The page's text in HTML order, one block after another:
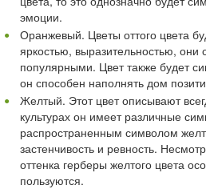
эмоции.
Оранжевый. Цветы оттого цвета
яркостью, выразительностью, они
популярными. Цвет также будет
он способен наполнять дом
Желтый. Этот цвет описывают
культурах он имеет различные
распространенным символом
застенчивость и ревность.
оттенка герберы желтого цвета
пользуются.